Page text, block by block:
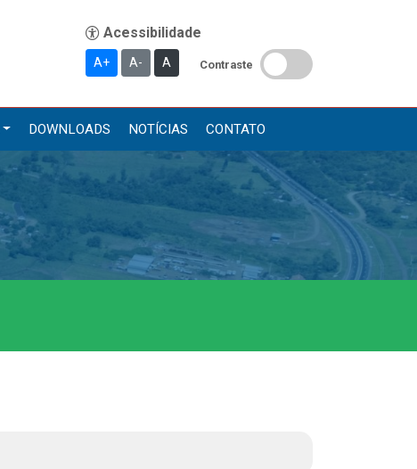
A+ A- A Contraste
DOWNLOADS NOTÍCIAS CONTATO
Publicações
Diário Oficial (Novo)
Diário Oficial (Até 30/04)